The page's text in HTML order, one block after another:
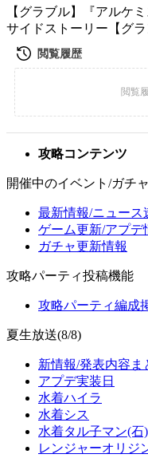
【グラブル】『アルケ
サイドストーリー【グ
攻略コンテンツ
開催中のイベント/ガチ
最新情報/ニュース
ゲーム更新/アプデ
ガチャ更新情報
攻略パーティ投稿機能
攻略パーティ編成
夏生放送(8/8)
新情報/発表内容ま
アプデ実装日
水着ハイラ
水着シス
水着タル子マン(石)
レンジャーオリジ